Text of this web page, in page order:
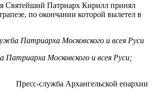
Святейший Патриарх Кирилл принял
по окончании которой вылетел в
Патриарха Московского и всея Руси
Московского и всея Руси;
Пресс-служба Архангельской епархии